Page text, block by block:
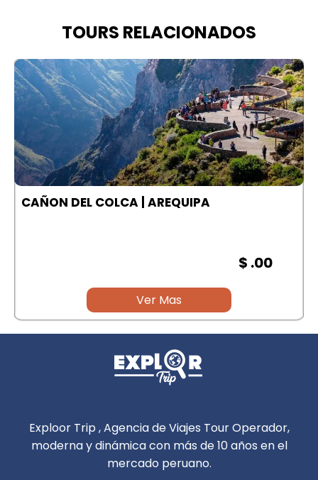
TOURS RELACIONADOS
CAÑON DEL COLCA | AREQUIPA
$ .00
Ver Mas
Exploor Trip , Agencia de Viajes Tour Operador,
moderna y dinámica con más de 10 años en el
mercado peruano.